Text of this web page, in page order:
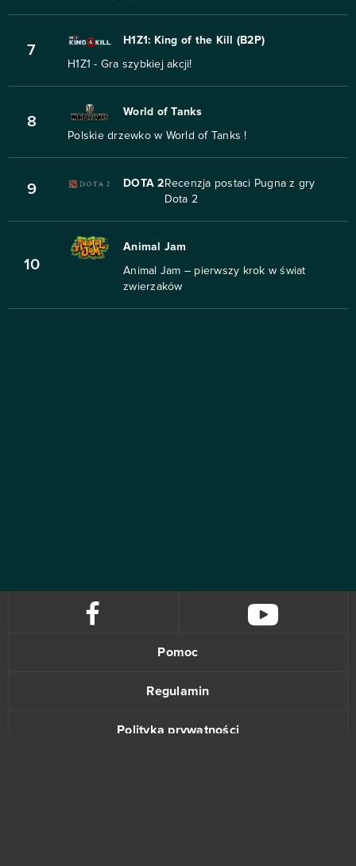
7
H1Z1: King of the Kill (B2P)
H1Z1 - Gra szybkiej akcji!
8
World of Tanks
Polskie drzewko w World of Tanks !
9 DOTA 2 Recenzja postaci Pugna z gry
Dota 2
10
Animal Jam
Animal Jam – pierwszy krok w świat
zwierzaków
Pomoc
Regulamin
Polityka prywatności